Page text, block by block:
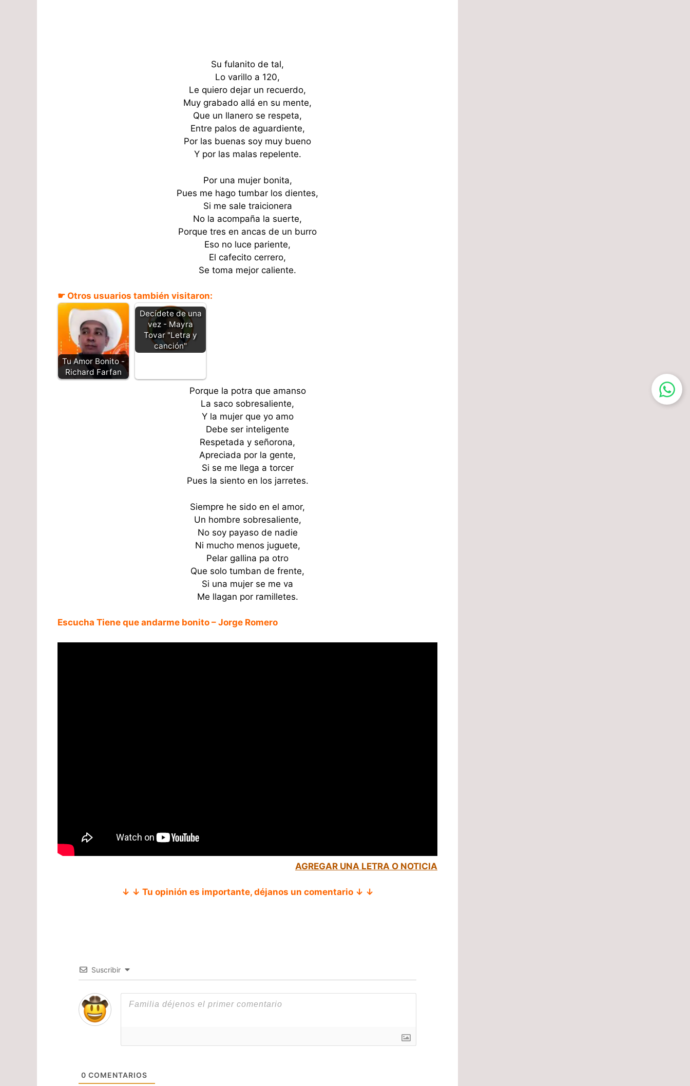
Su fulanito de tal,
Lo varillo a 120,
Le quiero dejar un recuerdo,
Muy grabado allá en su mente,
Que un llanero se respeta,
Entre palos de aguardiente,
Por las buenas soy muy bueno
Y por las malas repelente.
Por una mujer bonita,
Pues me hago tumbar los dientes,
Si me sale traicionera
No la acompaña la suerte,
Porque tres en ancas de un burro
Eso no luce pariente,
El cafecito cerrero,
Se toma mejor caliente.
☛ Otros usuarios también visitaron:
Tu Amor Bonito -
Richard Farfan
Decídete de una
vez - Mayra
Tovar "Letra y
canción"
Porque la potra que amanso
La saco sobresaliente,
Y la mujer que yo amo
Debe ser inteligente
Respetada y señorona,
Apreciada por la gente,
Si se me llega a torcer
Pues la siento en los jarretes.
Siempre he sido en el amor,
Un hombre sobresaliente,
No soy payaso de nadie
Ni mucho menos juguete,
Pelar gallina pa otro
Que solo tumban de frente,
Si una mujer se me va
Me llagan por ramilletes.
Escucha Tiene que andarme bonito – Jorge Romero
AGREGAR UNA LETRA O NOTICIA
↓ ↓ Tu opinión es importante, déjanos un comentario ↓ ↓
Suscribir
0 COMENTARIOS